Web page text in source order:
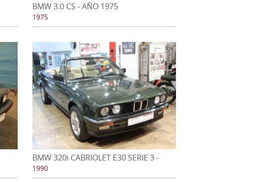
BMW 3.0 CS - AÑO 1975
1975
BMW 320i CABRIOLET E30 SERIE 3 -
AÑO 1990
1990